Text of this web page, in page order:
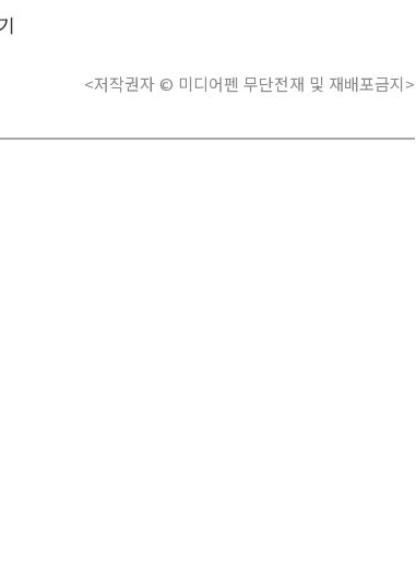
<저작권자 © 미디어펜 무단전재 및 재배포금지>